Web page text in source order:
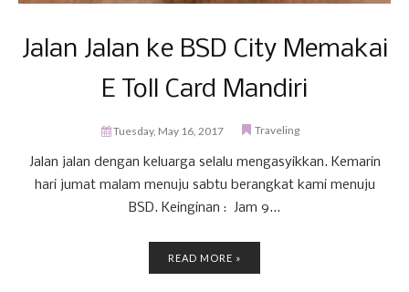
Jalan Jalan ke BSD City Memakai
E Toll Card Mandiri
Tuesday, May 16, 2017 Traveling
Jalan jalan dengan keluarga selalu mengasyikkan. Kemarin
hari jumat malam menuju sabtu berangkat kami menuju
BSD. Keinginan : Jam 9...
READ MORE »